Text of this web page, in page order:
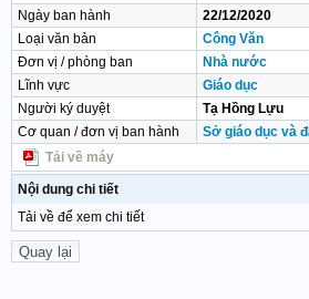
Ngày ban hành
22/12/2020
Loại văn bản
Công Văn
Đơn vị / phòng ban
Nhà nước
Lĩnh vực
Giáo dục
Người ký duyệt
Tạ Hồng Lựu
Cơ quan / đơn vị ban hành
Sở giáo dục và
Tải về máy
Nội dung chi tiết
Tải về để xem chi tiết